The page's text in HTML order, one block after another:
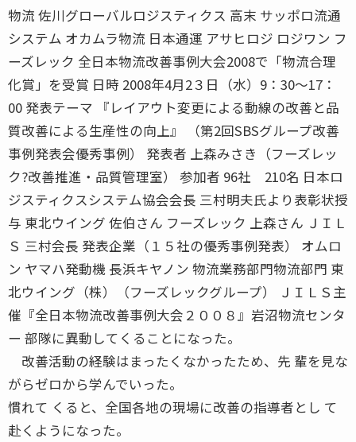
物流 佐川グローバルロジスティクス 高末 サッポロ流通
システム オカムラ物流 日本通運 アサヒロジ ロジワン フ
ーズレック 全日本物流改善事例大会2008で「物流合理
化賞」を受賞 日時 2008年4月2３日（水）9：30〜17：
00 発表テーマ 『レイアウト変更による動線の改善と品
質改善による生産性の向上』 （第2回SBSグループ改善
事例発表会優秀事例） 発表者 上森みさき（フーズレッ
ク?改善推進・品質管理室） 参加者 96社 210名 日本ロ
ジスティクスシステム協会会長 三村明夫氏より表彰状授
与 東北ウイング 佐伯さん フーズレック 上森さん ＪＩＬ
Ｓ 三村会長 発表企業（１５社の優秀事例発表） オムロ
ン ヤマハ発動機 長浜キヤノン 物流業務部門物流部門 東
北ウイング（株）（フーズレックグループ） ＪＩＬＳ主
催『全日本物流改善事例大会２００８』岩沼物流センタ
ー 部隊に異動してくることになった。
改善活動の経験はまったくなかったため、先 輩を見な
がらゼロから学んでいった。
慣れて くると、全国各地の現場に改善の指導者とし て
赴くようになった。